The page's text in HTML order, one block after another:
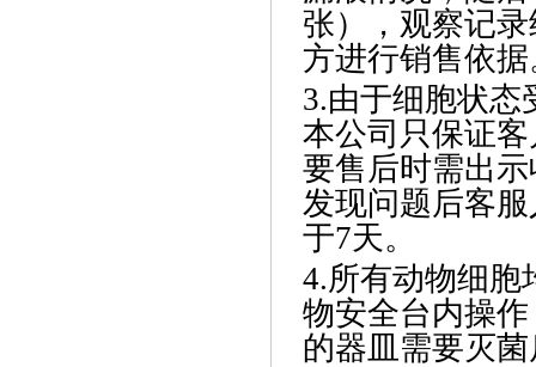
张），观察记
方进行销售依据
3.由于细胞状态
本公司只保证
要售后时需出
发现问题后客
于7天。
4.所有动物细胞
物安全台内操
的器皿需要灭